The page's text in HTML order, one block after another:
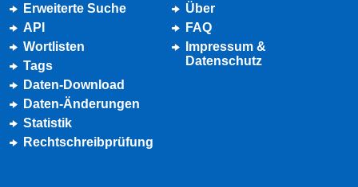
Erweiterte Suche
API
Wortlisten
Tags
Daten-Download
Daten-Änderungen
Statistik
Rechtschreibprüfung
Über
FAQ
Impressum &
Datenschutz